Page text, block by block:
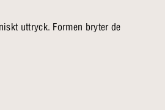
uttryck. Formen bryter de